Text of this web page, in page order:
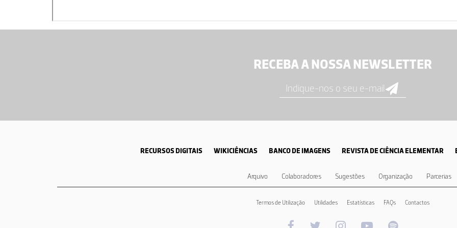
RECEBA A NOSSA NEWSLETTER
RECURSOS DIGITAIS WIKICIÊNCIAS BANCO DE IMAGENS REVISTA DE CIÊNCIA ELEMENTAR
Arquivo Colaboradores Sugestões Organização Parcerias
Termos de Utilização Utilidades Estatísticas FAQs Contactos